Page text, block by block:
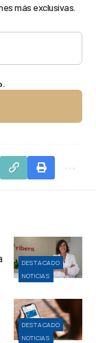
más exclusivas.
DESTACADO
NOTICIAS
DESTACADO
NOTICIAS